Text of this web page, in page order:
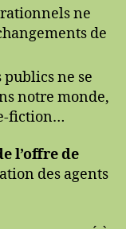
ne
de
publics ne se
notre monde,
fiction…
l’offre de
des agents